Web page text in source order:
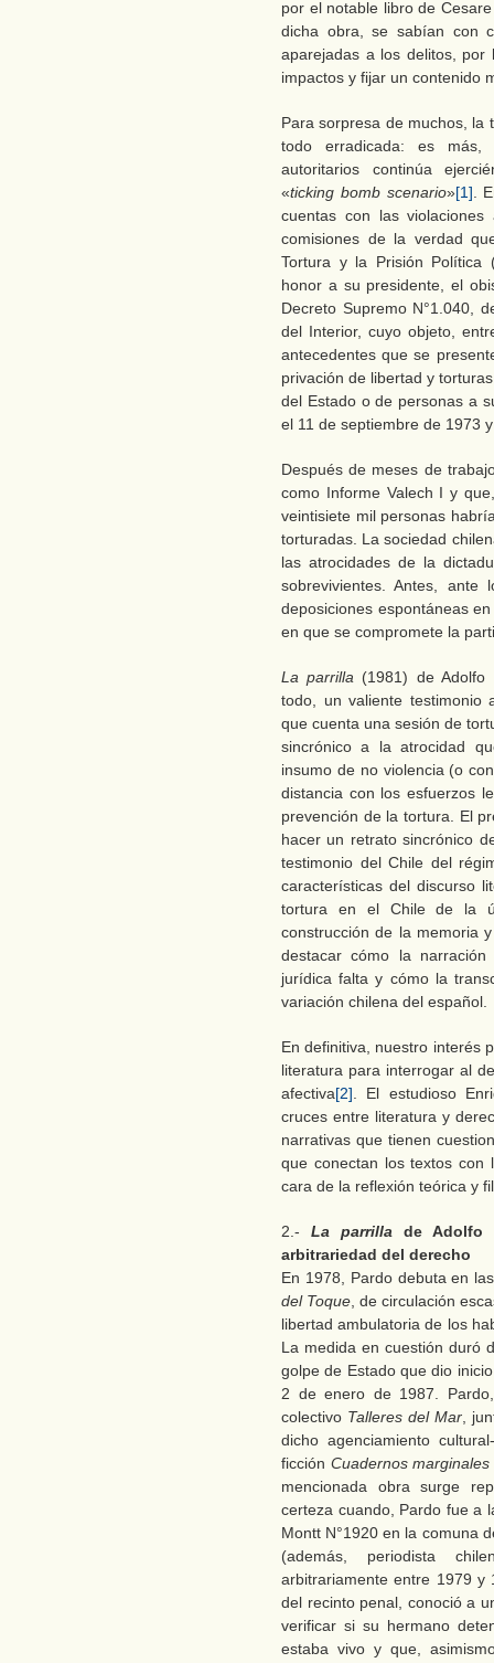
por el notable libro de
dicha obra, se sabían con
aparejadas a los delitos,
impactos y fijar un contenido
Para sorpresa de muchos, la
todo erradicada: es
autoritarios continúa
«ticking bomb scenario»[1] .
cuentas con las
comisiones de la verdad
Tortura y la Prisión Política
honor a su presidente, el
Decreto Supremo N°1.040,
del Interior, cuyo objeto,
antecedentes que se
privación de libertad y
del Estado o de personas a
el 11 de septiembre de 1973
Después de meses de
como Informe Valech I y
veintisiete mil personas
torturadas. La sociedad
las atrocidades de la
sobrevivientes. Antes,
deposiciones espontáneas
en que se compromete la
La parrilla (1981) de Adolfo
todo, un valiente testimonio
que cuenta una sesión de
sincrónico a la atrocidad
insumo de no violencia (o
distancia con los esfuerzos
prevención de la tortura. El
hacer un retrato sincrónico
testimonio del Chile del
características del discurso
tortura en el Chile de la
construcción de la memoria
destacar cómo la
jurídica falta y cómo la
variación chilena del español.
En definitiva, nuestro interés
literatura para interrogar al
afectiva[2] . El estudioso
cruces entre literatura y
narrativas que tienen
que conectan los textos con
cara de la reflexión teórica y
2.-La parrillade Adolfo
arbitrariedad del derecho
En 1978, Pardo debuta en
del Toque , de circulación
libertad ambulatoria de los
La medida en cuestión duró
golpe de Estado que dio
2 de enero de 1987.
colectivo Talleres del Mar ,
dicho agenciamiento
ficción Cuadernos marginales
mencionada obra surge
certeza cuando, Pardo fue a
Montt N°1920 en la comuna
(además, periodista
arbitrariamente entre 1979 y
del recinto penal, conoció a
verificar si su hermano
estaba vivo y que,